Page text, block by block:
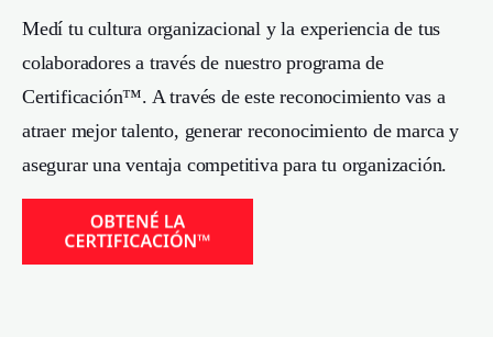
Medí tu cultura organizacional y la experiencia de tus
colaboradores a través de nuestro programa de
Certificación™. A través de este reconocimiento vas a
atraer mejor talento, generar reconocimiento de marca y
asegurar una ventaja competitiva para tu organización.